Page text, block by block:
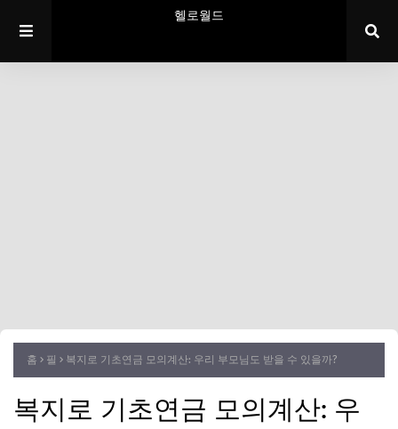
헬로월드
홈 필 복지로 기초연금 모의계산: 우리 부모님도 받을 수 있을까?
복지로 기초연금 모의계산: 우